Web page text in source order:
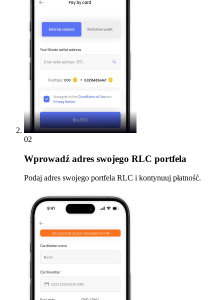
02
Wprowadź adres swojego RLC portfela
Podaj adres swojego portfela RLC i kontynuuj płatność.